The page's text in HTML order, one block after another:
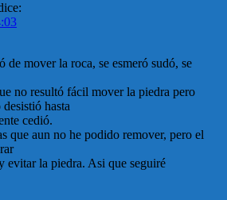
de mover la roca, se esmeró sudó, se
no resultó fácil mover la piedra pero
hasta
cedió.
que aun no he podido remover, pero el
evitar la piedra. Asi que seguiré